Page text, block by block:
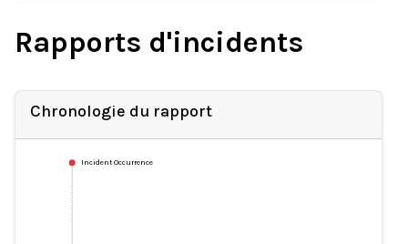
Rapports d'incidents
Chronologie du rapport
Incident Occurrence